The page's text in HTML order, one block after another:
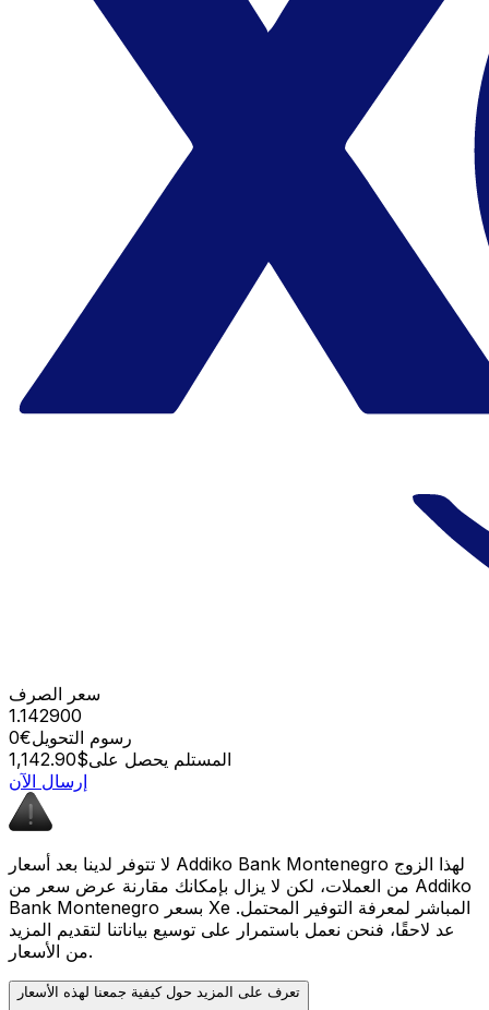
سعر الصرف
1.142900
رسوم التحويل€0
المستلم يحصل على$1,142.90
إرسال الآن
لا تتوفر لدينا بعد أسعار Addiko Bank Montenegro لهذا الزوج
من العملات، لكن لا يزال بإمكانك مقارنة عرض سعر من Addiko
Bank Montenegro بسعر Xe المباشر لمعرفة التوفير المحتمل.
عد لاحقًا، فنحن نعمل باستمرار على توسيع بياناتنا لتقديم المزيد
من الأسعار.
تعرف على المزيد حول كيفية جمعنا لهذه الأسعار